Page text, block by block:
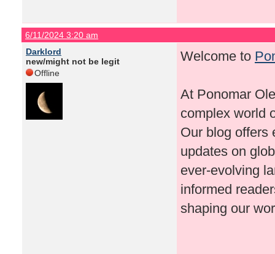
6/11/2024 3:20 am
Darklord
new/might not be legit
Offline
Welcome to
At Ponomar
complex world
Our blog offers
updates on
ever-evolving
informed
shaping our